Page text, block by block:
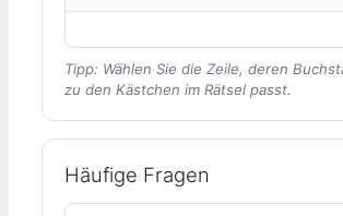
Tipp: Wählen Sie die Zeile, deren
zu den Kästchen im Rätsel passt.
Häufige Fragen